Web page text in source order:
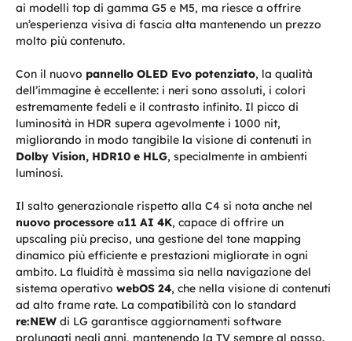
ai modelli top di gamma G5 e M5, ma riesce a offrire
un’esperienza visiva di fascia alta mantenendo un prezzo
molto più contenuto.
Con il nuovo pannello OLED Evo potenziato, la qualità
dell’immagine è eccellente: i neri sono assoluti, i colori
estremamente fedeli e il contrasto infinito. Il picco di
luminosità in HDR supera agevolmente i 1000 nit,
migliorando in modo tangibile la visione di contenuti in
Dolby Vision, HDR10 e HLG, specialmente in ambienti
luminosi.
Il salto generazionale rispetto alla C4 si nota anche nel
nuovo processore α11 AI 4K, capace di offrire un
upscaling più preciso, una gestione del tone mapping
dinamico più efficiente e prestazioni migliorate in ogni
ambito. La fluidità è massima sia nella navigazione del
sistema operativo webOS 24, che nella visione di contenuti
ad alto frame rate. La compatibilità con lo standard
re:NEW di LG garantisce aggiornamenti software